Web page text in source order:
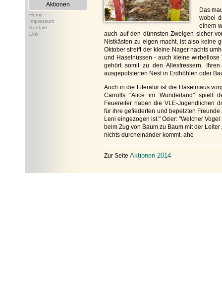
Aktionen
Home
Impressum
Kontakt
Link
Das
wobei
einem
auch auf den dünnsten Zweigen sicher
Nistkästen zu eigen macht, ist also keine
Oktober streift der kleine Nager nachts
und Haselnüssen - auch kleine
gehört somit zu den Allesfressern.
ausgepolsterten Nest in Erdhöhlen oder
Auch in die Literatur ist die Haselmaus
Carrolls "Alice im Wunderland" spielt
Feuereifer haben die VLE-Jugendlichen
für ihre gefiederten und bepelzten
Leni eingezogen ist." Oder: "Welcher
beim Zug von Baum zu Baum mit der
nichts durcheinander kommt. ahe
Zur Seite Aktionen 2014